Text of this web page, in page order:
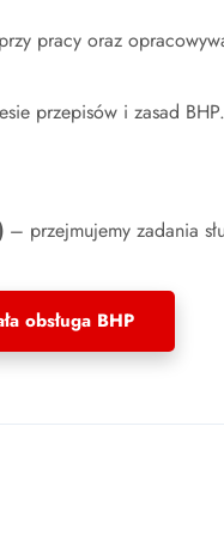
pracy oraz
przepisów i zasad BHP.
– przejmujemy zadania
obsługa BHP
441
godzinach